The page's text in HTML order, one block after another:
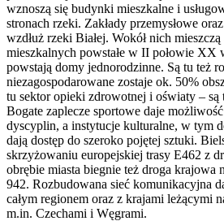
wznoszą się budynki mieszkalne i
stronach rzeki. Zakłady przemysłowe
wzdłuż rzeki Białej. Wokół nich
mieszkalnych powstałe w II połowie XX
powstają domy jednorodzinne. Są tu też
niezagospodarowane zostaje ok. 50%
tu sektor opieki zdrowotnej i oświaty – są
Bogate zaplecze sportowe daje
dyscyplin, a instytucje kulturalne, w tym
dają dostęp do szeroko pojętej sztuki.
skrzyżowaniu europejskiej trasy E462 z
obrębie miasta biegnie też droga krajowa
942. Rozbudowana sieć komunikacyjna
całym regionem oraz z krajami leżącymi
m.in. Czechami i Węgrami.